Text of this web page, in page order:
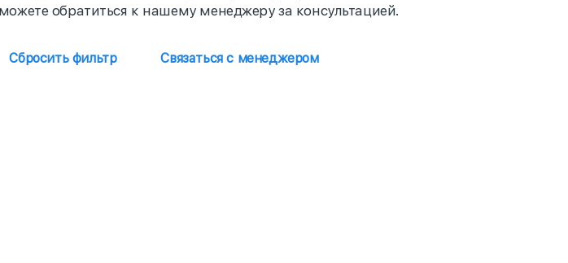
обратиться к нашему менеджеру за консультацией.
Сбросить фильтр Связаться с менеджером